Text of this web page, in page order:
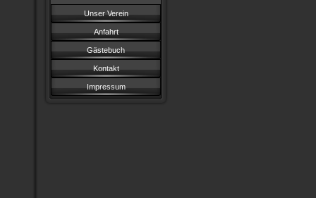
Unser Verein
Anfahrt
Gästebuch
Kontakt
Impressum